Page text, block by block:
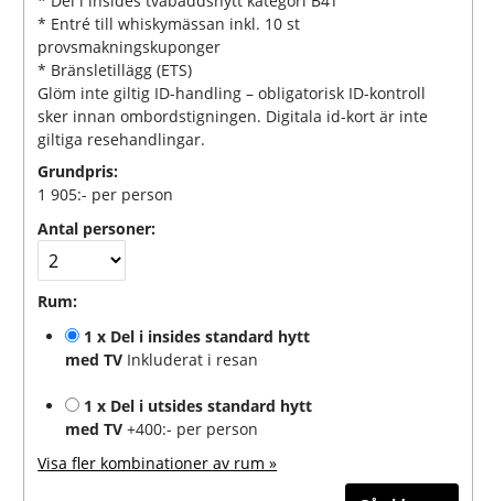
* Entré till whiskymässan inkl. 10 st
provsmakningskuponger
* Bränsletillägg (ETS)
Glöm inte giltig ID-handling – obligatorisk ID-kontroll
sker innan ombordstigningen. Digitala id-kort är inte
giltiga resehandlingar.
Grundpris:
1 905:- per person
Antal personer:
Rum:
1 x Del i insides standard hytt
med TV Inkluderat i resan
1 x Del i utsides standard hytt
med TV +400:- per person
Visa fler kombinationer av rum »